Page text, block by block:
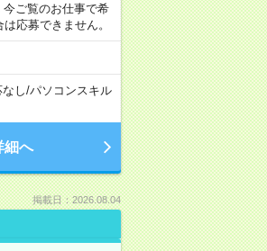
ご覧のお仕事で希
応募できません。
し/パソコンスキル
細へ
掲載日：2026.08.04